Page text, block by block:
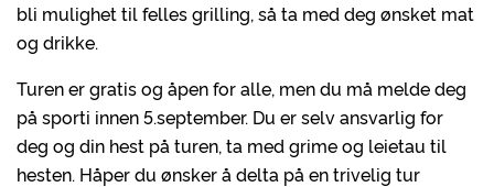
bli mulighet til felles grilling, så ta med deg ønsket mat
og drikke.
Turen er gratis og åpen for alle, men du må melde deg
på sporti innen 5.september. Du er selv ansvarlig for
deg og din hest på turen, ta med grime og leietau til
hesten. Håper du ønsker å delta på en trivelig tur